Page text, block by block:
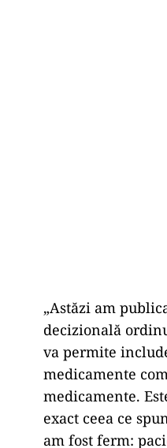
„Astăzi am
decizională
va permite
medicamente
medicamente.
exact ceea ce
am fost ferm: